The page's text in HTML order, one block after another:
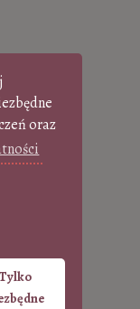
oraz
Tylko